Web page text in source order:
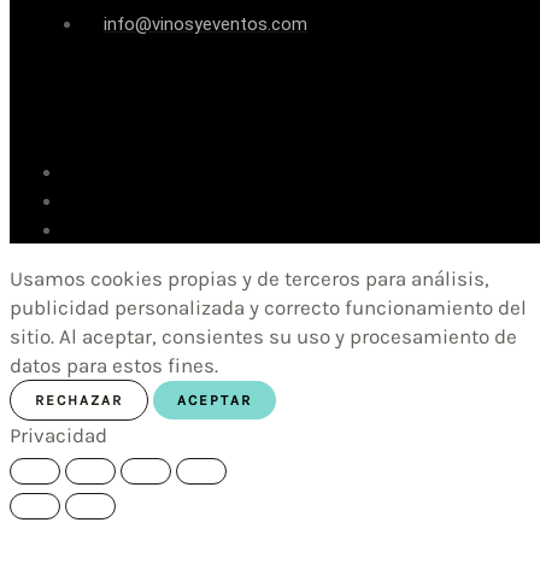
info@vinosyeventos.com
Usamos cookies propias y de terceros para análisis,
publicidad personalizada y correcto funcionamiento del
sitio. Al aceptar, consientes su uso y procesamiento de
datos para estos fines.
RECHAZAR ACEPTAR
Privacidad